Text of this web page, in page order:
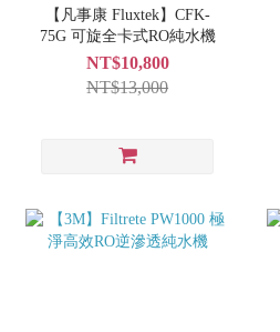
【凡事康 Fluxtek】CFK-
75G 可旋全卡式RO純水機
NT$10,800
NT$13,000